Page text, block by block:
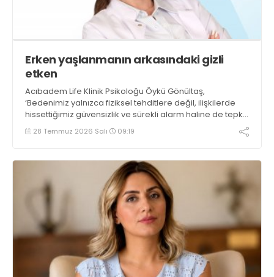
Erken yaşlanmanın arkasındaki gizli
etken
Acıbadem Life Klinik Psikoloğu Öykü Gönültaş,
‘Bedenimiz yalnızca fiziksel tehditlere değil, ilişkilerde
hissettiğimiz güvensizlik ve sürekli alarm haline de tepki
verir. Bu nedenle kendimizi sürekli savunmada
hissettiğimiz ilişkiler, zaman içinde hem psikolojik hem
28 Temmuz 2026 Salı 09:19